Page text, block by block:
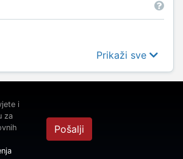
Prikaži sve
i
za
Pošalji